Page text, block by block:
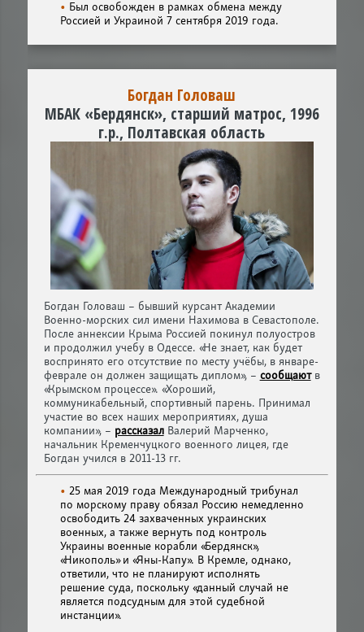
Был освобожден в рамках обмена между
Россией и Украиной 7 сентября 2019 года.
Богдан Головаш
МБАК «Бердянск», старший матрос, 1996
г.р., Полтавская область
Богдан Головаш – бывший курсант Академии
Военно-морских сил имени Нахимова в Севастополе.
После аннексии Крыма Россией покинул полуостров
и продолжил учебу в Одессе. «Не знает, как будет
воспринято его отсутствие по месту учёбы, в январе-
феврале он должен защищать диплом», – сообщаютв
«Крымском процессе». «Хороший,
коммуникабельный, спортивный парень. Принимал
участие во всех наших мероприятиях, душа
компании», – рассказалВалерий Марченко,
начальник Кременчуцкого военного лицея, где
Богдан учился в 2011-13 гг.
25 мая 2019 года Международный трибунал
по морскому праву обязал Россию немедленно
освободить 24 захваченных украинских
военных, а также вернуть под контроль
Украины военные корабли «Бердянск»,
«Никополь» и «Яны-Капу». В Кремле, однако,
ответили, что не планируют исполнять
решение суда, поскольку «данный случай не
является подсудным для этой судебной
инстанции».